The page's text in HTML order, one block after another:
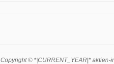
Copyright © *|CURRENT_YEAR|* aktien-